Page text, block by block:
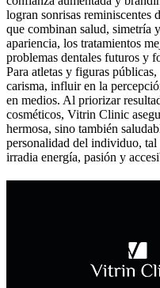
logran sonrisas reminiscentes
que combinan salud, simetría
apariencia, los tratamientos
problemas dentales futuros y
Para atletas y figuras
carisma, influir en la
en medios. Al priorizar
cosméticos, Vitrin Clinic
hermosa, sino también
personalidad del individuo,
irradia energía, pasión y